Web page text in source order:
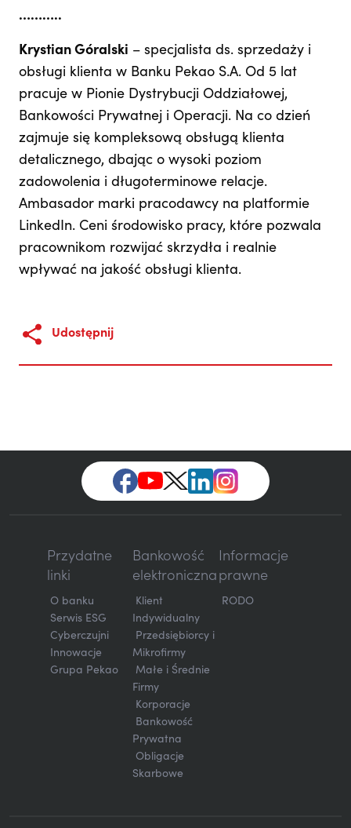
………..
Krystian Góralski – specjalista ds. sprzedaży i
obsługi klienta w Banku Pekao S.A. Od 5 lat
pracuje w Pionie Dystrybucji Oddziałowej,
Bankowości Prywatnej i Operacji. Na co dzień
zajmuje się kompleksową obsługą klienta
detalicznego, dbając o wysoki poziom
zadowolenia i długoterminowe relacje.
Ambasador marki pracodawcy na platformie
LinkedIn. Ceni środowisko pracy, które pozwala
pracownikom rozwijać skrzydła i realnie
wpływać na jakość obsługi klienta.
Udostępnij
Przydatne
linki
O banku
Serwis ESG
Cyberczujni
Innowacje
Grupa Pekao
Bankowość
elektroniczna
Klient
Indywidualny
Przedsiębiorcy i
Mikrofirmy
Małe i Średnie
Firmy
Korporacje
Bankowość
Prywatna
Obligacje
Skarbowe
Informacje
prawne
RODO